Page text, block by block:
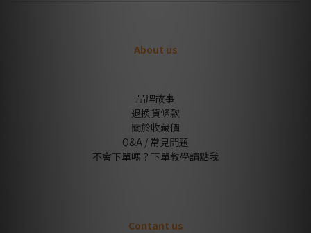
About us
品牌故事
退換貨條款
關於收藏價
Q&A / 常見問題
不會下單嗎？下單教學請點我
Contant us